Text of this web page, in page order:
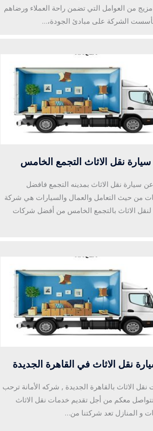
من العوامل التي تضمن راحة العملاء ورضاهم
تأسست الشركة على مبادئ الجودة،…
سيارة نقل الاثاث التجمع الخامس
سيارة نقل الاثاث بمدينه التجمع فافضل
من حيث التعامل والعمال والسيارات هي شركة
لنقل الاثاث بالتجمع الخامس من أفضل شركات
نقل الاثاث في القاهرة الجديدة
الاثاث بالقاهرة الجديدة , شركه الأمانة ترحب
معكم من أجل تقديم خدمات نقل الاثاث
و المنازل تعد شركتنا من…